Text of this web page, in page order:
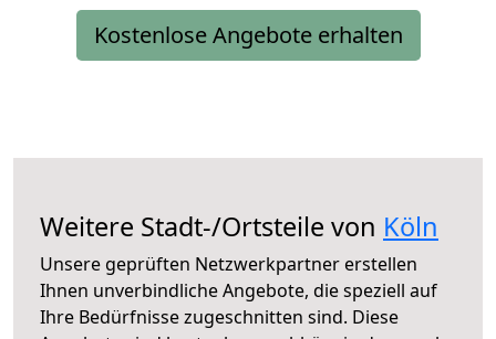
Kostenlose Angebote erhalten
Weitere Stadt-/Ortsteile von Köln
Unsere geprüften Netzwerkpartner erstellen
Ihnen unverbindliche Angebote, die speziell auf
Ihre Bedürfnisse zugeschnitten sind. Diese